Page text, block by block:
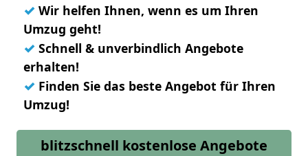
✓ Wir helfen Ihnen, wenn es um Ihren
Umzug geht!
✓ Schnell & unverbindlich Angebote
erhalten!
✓ Finden Sie das beste Angebot für Ihren
Umzug!
blitzschnell kostenlose Angebote